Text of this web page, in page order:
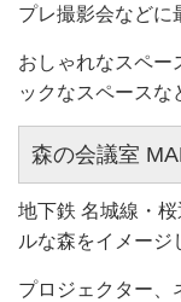
プレ撮影会などに
おしゃれなスペー
ックなスペース
森の会議室
地下鉄 名城線・
ルな森をイメージ
プロジェクター、